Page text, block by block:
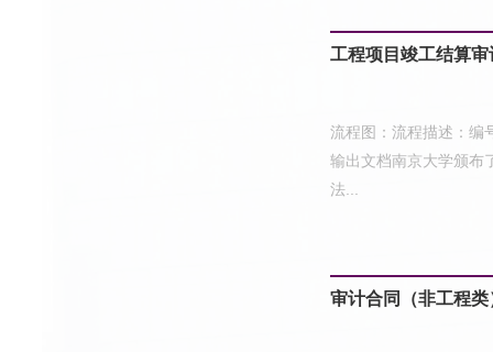
工程项目竣工结算
流程图：流程描述：编
输出文档南京大学颁布
法...
审计合同（非工程